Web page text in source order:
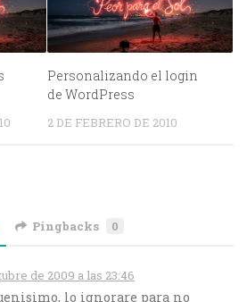
Personalizando el login
de WordPress
2 DE FEBRERO DE 2010
Pingbacks 0
de 2009 a las 23:46
lo ignorare para no